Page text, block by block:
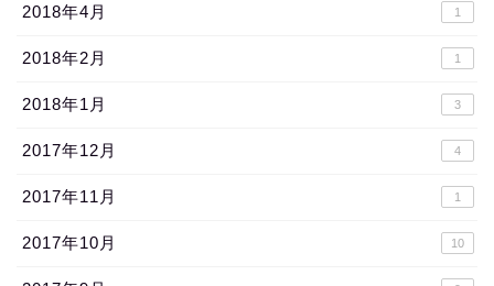
2018年4月 1
2018年2月 1
2018年1月 3
2017年12月 4
2017年11月 1
2017年10月 10